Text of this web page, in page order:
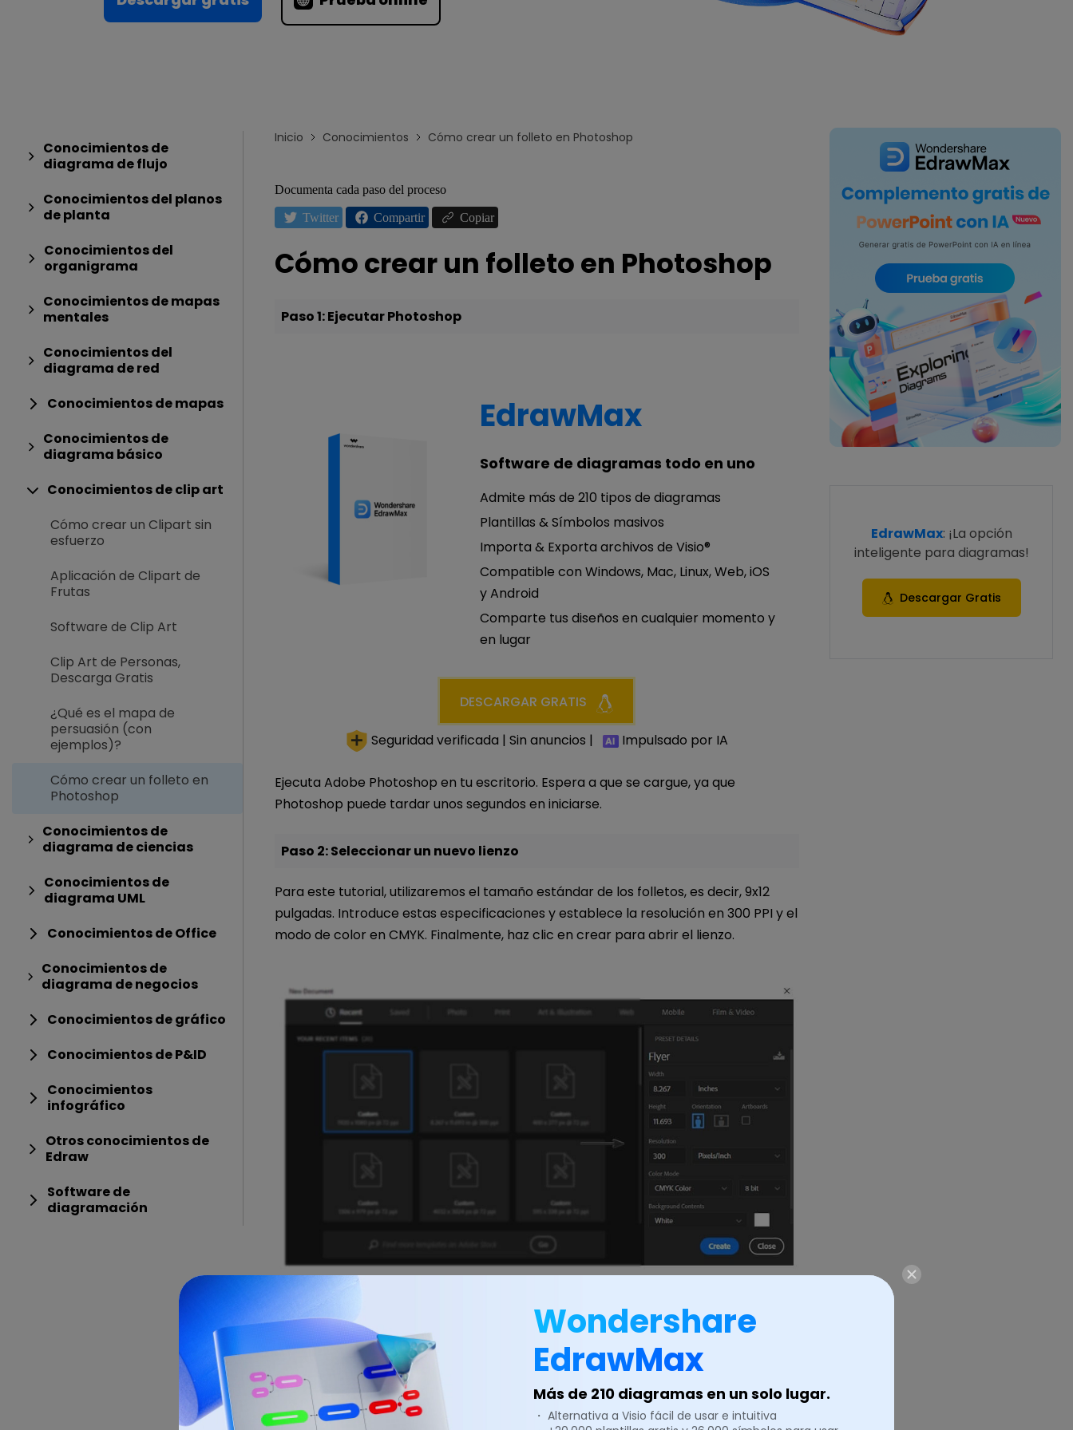
Centro de conocimientos
IA de EdrawMind
Para EdrawMax >
Conocimientos de
diagrama de flujo
Conocimientos del planos
de planta
Conocimientos del
organigrama
Conocimientos de mapas
mentales
Conocimientos del
diagrama de red
Conocimientos de mapas
Conocimientos de
diagrama básico
Conocimientos de clip art
Cómo crear un Clipart sin
esfuerzo
Aplicación de Clipart de
Frutas
Software de Clip Art
Clip Art de Personas,
Descarga Gratis
¿Qué es el mapa de
persuasión (con
ejemplos)?
Cómo crear un folleto en
Photoshop
Conocimientos de
diagrama de ciencias
Conocimientos de
diagrama UML
Conocimientos de Office
Conocimientos de
diagrama de negocios
Conocimientos de gráfico
Conocimientos de P&ID
Conocimientos
infográfico
Otros conocimientos de
Edraw
Software de
diagramación
Inicio Conocimientos Cómo crear un folleto en Photoshop
Documenta cada paso del proceso
Twitter Compartir Copiar
Cómo crear un folleto en Photoshop
Paso 1: Ejecutar Photoshop
EdrawMax
Software de diagramas todo en uno
Admite más de 210 tipos de diagramas
Plantillas & Símbolos masivos
Importa & Exporta archivos de Visio®
Compatible con Windows, Mac, Linux, Web, iOS
y Android
Comparte tus diseños en cualquier momento y
en lugar
DESCARGAR GRATIS
Seguridad verificada | Sin anuncios | Impulsado por IA
Ejecuta Adobe Photoshop en tu escritorio. Espera a que se cargue, ya que
Photoshop puede tardar unos segundos en iniciarse.
Paso 2: Seleccionar un nuevo lienzo
Para este tutorial, utilizaremos el tamaño estándar de los folletos, es decir, 9x12
pulgadas. Introduce estas especificaciones y establece la resolución en 300 PPI y el
modo de color en CMYK. Finalmente, haz clic en crear para abrir el lienzo.
Paso 3: Crear el folleto
Ahora podrás empezar a diseñar tu folleto, en primer lugar, para seleccionar el
color de fondo. Ve a la herramienta de color del lado izquierdo. Selecciona un color
EdrawMax: ¡La opción
inteligente para diagramas!
Descargar Gratis
Wondershare
EdrawMax
Más de 210 diagramas en un solo lugar.
・ Alternativa a Visio fácil de usar e intuitiva